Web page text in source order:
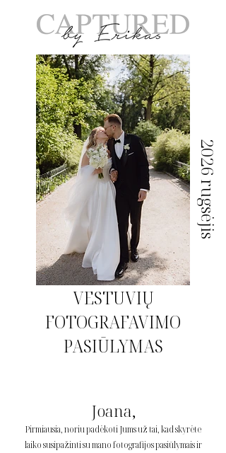
2026 rugsėjis
VESTUVIŲ
FOTOGRAFAVIMO
PASIŪLYMAS
Joana,
Pirmiausia, noriu padėkoti Jums už tai, kad skyrėte
laiko susipažinti su mano fotografijos pasiūlymais ir